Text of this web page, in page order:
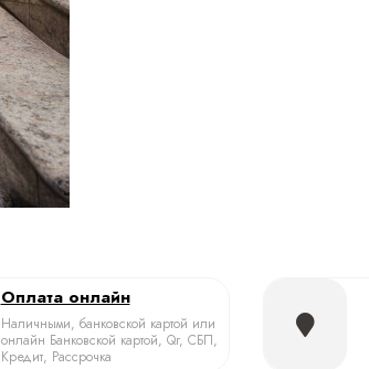
Оплата онлайн
Наличными, банковской картой или
онлайн Банковской картой, Qr, СБП,
Кредит, Рассрочка